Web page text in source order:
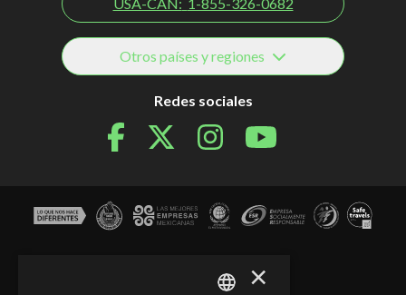
Otros países y regiones
Redes sociales
×